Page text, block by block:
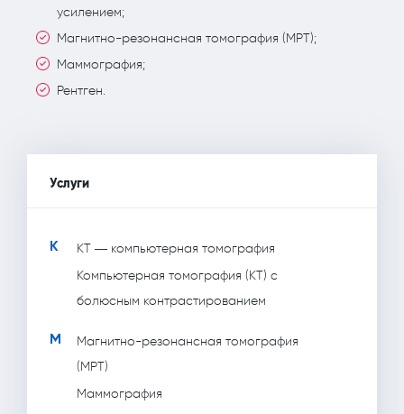
усилением;
Магнитно-резонансная томография (МРТ);
Маммография;
Рентген.
Услуги
К
КТ — компьютерная томография
Компьютерная томография (КТ) с
болюсным контрастированием
М
Магнитно-резонансная томография
(МРТ)
Маммография